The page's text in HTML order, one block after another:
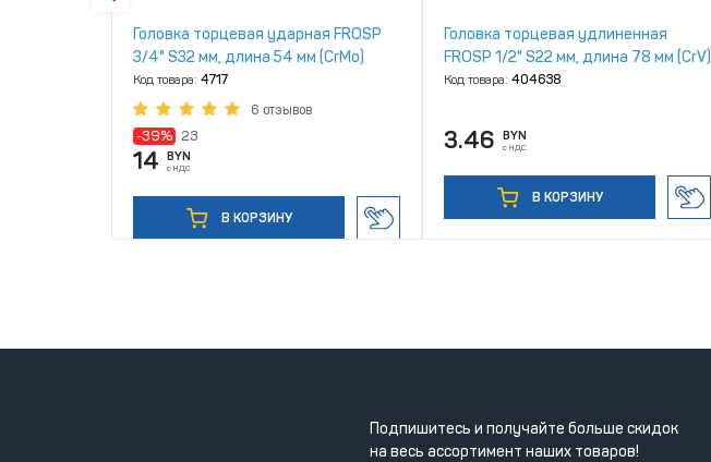
Головка торцевая ударная FROSP
3/4" S32 мм, длина 54 мм (CrMo)
Код товара: 4717
6 отзывов
-39% 23
14 BYN
с НДС
В КОРЗИНУ
Головка торцевая удлиненная
FROSP 1/2" S22 мм, длина 78 мм (CrV)
Код товара: 404638
3.46 BYN
с НДС
В КОРЗИНУ
Подпишитесь и получайте больше скидок
на весь ассортимент наших товаров!